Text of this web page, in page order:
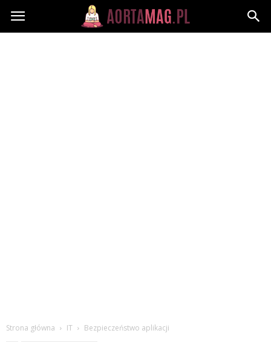
Aortamag.pl
Strona główna IT Bezpieczeństwo aplikacji